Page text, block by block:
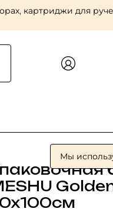
картриджи для
Мы